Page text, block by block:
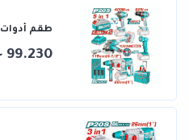
طقم أدوات TOTAL اللاسلكي 5×1
99.230